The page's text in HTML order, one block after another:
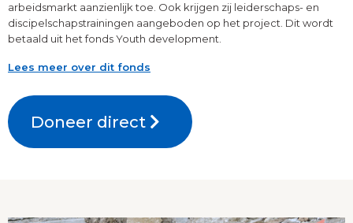
arbeidsmarkt aanzienlijk toe. Ook krijgen zij leiderschaps- en
discipelschapstrainingen aangeboden op het project. Dit wordt
betaald uit het fonds Youth development.
Lees meer over dit fonds
Doneer direct